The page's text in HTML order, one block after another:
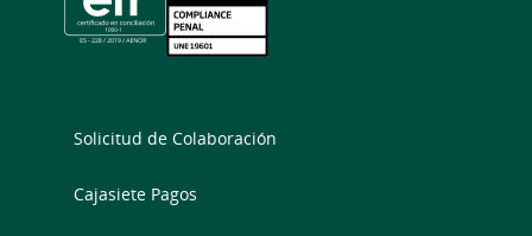
Solicitud de Colaboración
Cajasiete Pagos